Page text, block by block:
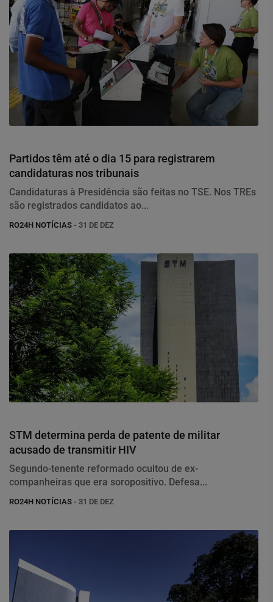
Partidos têm até o dia 15 para registrarem
candidaturas nos tribunais
Candidaturas à Presidência são feitas no TSE. Nos TREs
são registrados candidatos ao...
RO24H NOTÍCIAS - 31 DE DEZ
STM determina perda de patente de militar
acusado de transmitir HIV
Segundo-tenente reformado ocultou de ex-
companheiras que era soropositivo. Defesa...
RO24H NOTÍCIAS - 31 DE DEZ